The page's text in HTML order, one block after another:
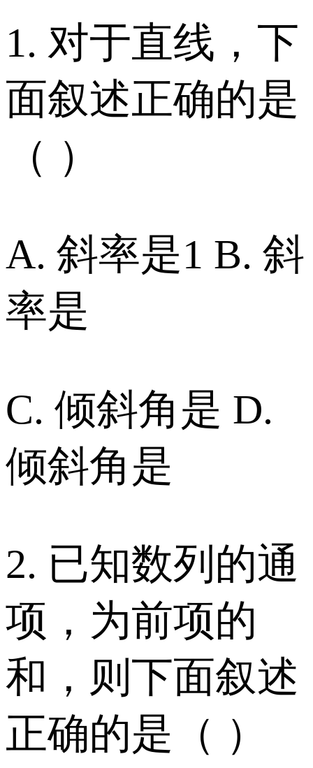
1. 对于直线，下
面叙述正确的是
（ ）
A. 斜率是1 B. 斜
率是
C. 倾斜角是 D.
倾斜角是
2. 已知数列的通
项，为前项的
和，则下面叙述
正确的是（ ）